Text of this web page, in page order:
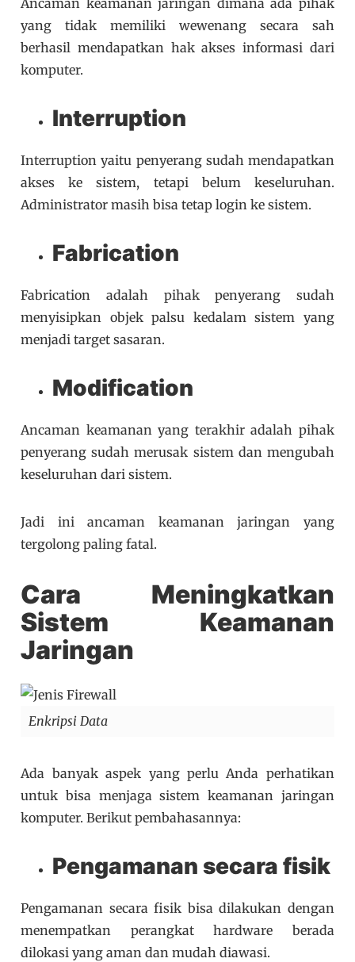
yang tidak memiliki wewenang secara sah
berhasil mendapatkan hak akses informasi dari
komputer.
Interruption
Interruption yaitu penyerang sudah mendapatkan
akses ke sistem, tetapi belum keseluruhan.
Administrator masih bisa tetap login ke sistem.
Fabrication
Fabrication adalah pihak penyerang sudah
menyisipkan objek palsu kedalam sistem yang
menjadi target sasaran.
Modification
Ancaman keamanan yang terakhir adalah pihak
penyerang sudah merusak sistem dan mengubah
keseluruhan dari sistem.
Jadi ini ancaman keamanan jaringan yang
tergolong paling fatal.
Cara Meningkatkan
Sistem Keamanan
Jaringan
Enkripsi Data
Ada banyak aspek yang perlu Anda perhatikan
untuk bisa menjaga sistem keamanan jaringan
komputer. Berikut pembahasannya:
Pengamanan secara fisik
Pengamanan secara fisik bisa dilakukan dengan
menempatkan perangkat hardware berada
dilokasi yang aman dan mudah diawasi.